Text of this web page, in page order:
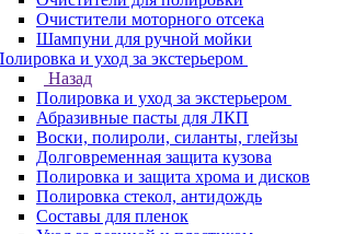
Очистители моторного отсека
Шампуни для ручной мойки
и уход за экстерьером
Назад
Полировка и уход за экстерьером
Абразивные пасты для ЛКП
Воски, полироли, силанты, глейзы
Долговременная защита кузова
Полировка и защита хрома и дисков
Полировка стекол, антидождь
Составы для пленок